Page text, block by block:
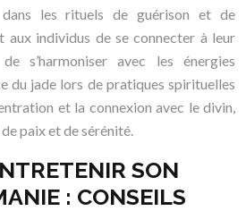
les rituels de guérison et de
individus de se connecter à leur
s’harmoniser avec les énergies
du jade lors de pratiques spirituelles
et la connexion avec le divin,
paix et de sérénité.
SON
: CONSEILS